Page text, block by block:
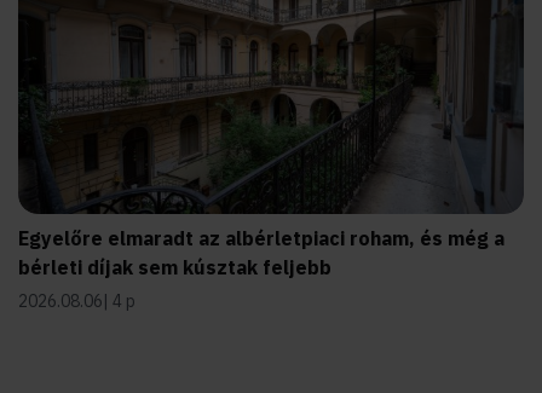
Egyelőre elmaradt az albérletpiaci roham, és még a
bérleti díjak sem kúsztak feljebb
2026.08.06 4 p